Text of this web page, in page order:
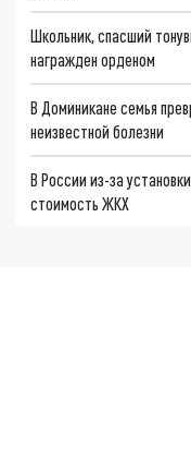
Школьник, спасший
награжден орденом
В Доминикане семья
неизвестной болезни
В России из-за
стоимость ЖКХ